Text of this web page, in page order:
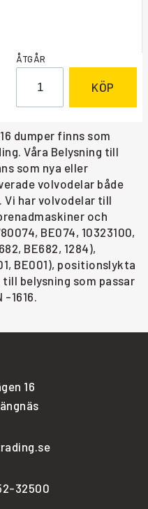
ÅTGÅR
KÖP
dumper finns som
Våra Belysning till
som nya eller
volvodelar både
Vi har volvodelar till
och
BE074, 10323100,
BE682, 1284),
BE001), positionslykta
till belysning som passar
-1616.
16
32500